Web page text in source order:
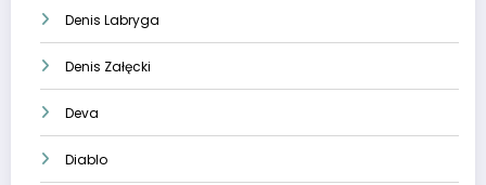
Denis Labryga
Denis Załęcki
Deva
Diablo